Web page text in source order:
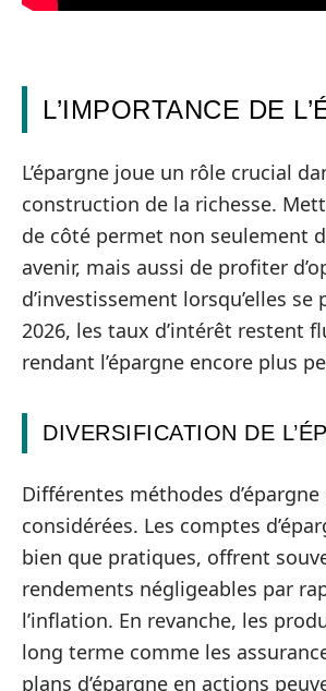
L’IMPORTANCE DE
L’épargne joue un rôle crucial
construction de la richesse.
de côté permet non seulement
avenir, mais aussi de profiter
d’investissement lorsqu’elles se
2026, les taux d’intérêt restent
rendant l’épargne encore plus
DIVERSIFICATION DE
Différentes méthodes
considérées. Les comptes
bien que pratiques, offrent
rendements négligeables par
l’inflation. En revanche, les
long terme comme les
plans d’épargne en actions